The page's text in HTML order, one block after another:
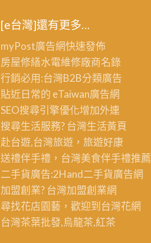
[e台灣]還有更多…
myPost廣告網快速發佈
房屋修繕水電維修廠商名錄
行銷必用:台灣B2B分類廣告
貼近日常的 eTaiwan廣告網
SEO搜尋引擎優化增加外連
搜尋生活服務? 台灣生活黃頁
赴台遊,台灣旅遊 ，旅遊好康
送禮伴手禮，台灣美食伴手禮推薦
二手貨廣告:2Hand二手貨廣告網
加盟創業? 台灣加盟創業網
尋找花店園藝，歡迎到台灣花網
台灣茶葉批發,烏龍茶,紅茶